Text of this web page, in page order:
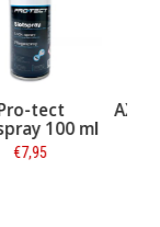
Slotspray
100 ml
€14,95